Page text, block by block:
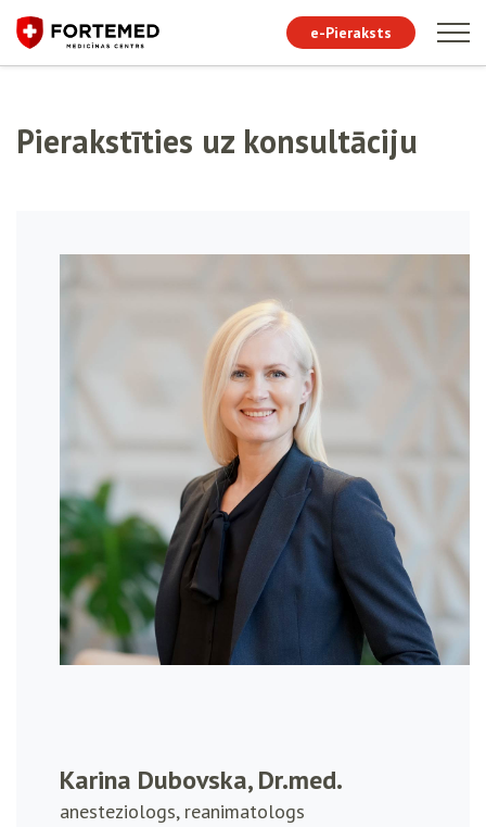
e-Pieraksts
Pierakstīties uz konsultāciju
Karina Dubovska, Dr.med.
anesteziologs, reanimatologs